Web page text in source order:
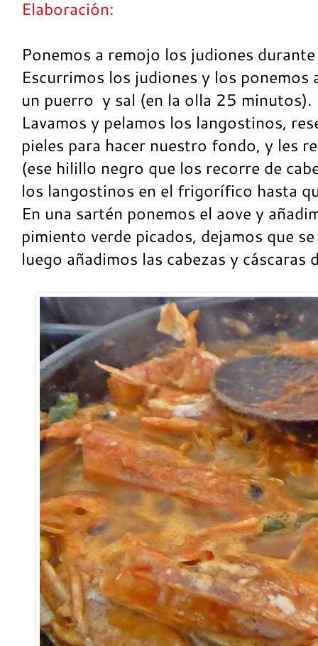
Elaboración:
Ponemos a remojo los judiones
Escurrimos los judiones y los ponemos
un puerro y sal (en la olla 25 minutos).
Lavamos y pelamos los langostinos,
pieles para hacer nuestro fondo, y les
(ese hilillo negro que los recorre de
los langostinos en el frigorífico hasta
En una sartén ponemos el aove y
pimiento verde picados, dejamos que
luego añadimos las cabezas y cáscaras